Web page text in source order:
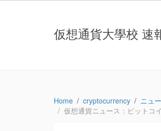
仮想通貨大學校 速
Home cryptocurrency ニュ
仮想通貨ニュース：ビットコ